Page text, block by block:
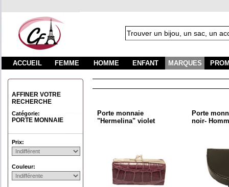
ACCUEIL FEMME HOMME ENFANT MARQUES
AFFINER VOTRE
RECHERCHE
Catégorie:
PORTE MONNAIE
Prix:
Couleur:
Porte monnaie
"Hermelina" violet
Porte
noir-